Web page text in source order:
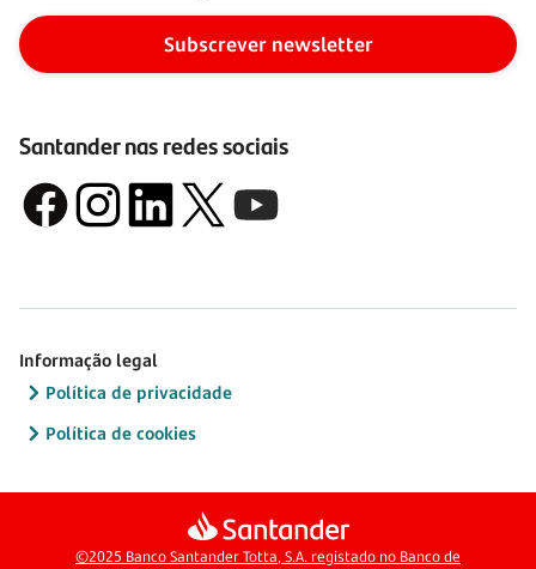
Subscrever newsletter
Santander nas redes sociais
Informação legal
Política de privacidade
Política de cookies
©2025 Banco Santander Totta, S.A. registado no Banco de